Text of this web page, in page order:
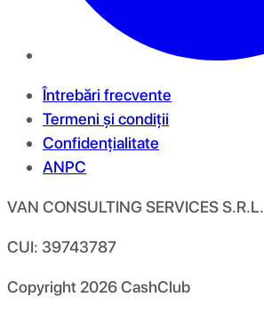
Întrebări frecvente
Termeni și condiții
Confidențialitate
ANPC
VAN CONSULTING SERVICES S.R.L.
CUI: 39743787
Copyright 2026CashClub